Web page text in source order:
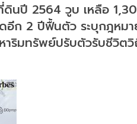
นปี 2564 วูบ เหลือ
อีก 2 ปีฟื้นตัว ระบุกฎหม
ริมทรัพย์ปรับตัวรับชีวิตวิ